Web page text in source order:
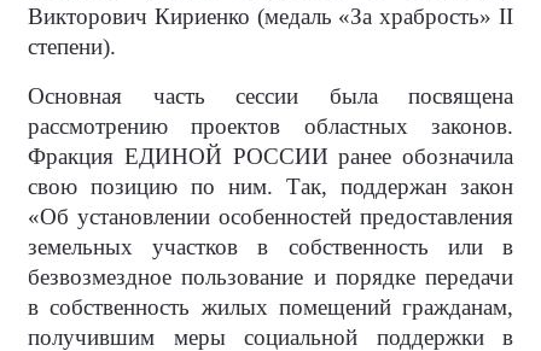
Викторович Кириенко (медаль «За храбрость» II
степени).
Основная часть сессии была посвящена
рассмотрению проектов областных законов.
Фракция ЕДИНОЙ РОССИИ ранее обозначила
свою позицию по ним. Так, поддержан закон
«Об установлении особенностей предоставления
земельных участков в собственность или в
безвозмездное пользование и порядке передачи
в собственность жилых помещений гражданам,
получившим меры социальной поддержки в